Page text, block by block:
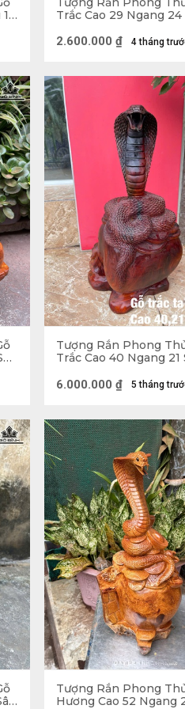
trong phong
con giáp, là loài vật linh
việc lột da để tái sinh, Rắn
da có bao nhiêu khó
là một lần phát triển, một
ở rất nhiều nơi như một vị
nghĩ ngay đến sự quỷ
kết liễu đối phương, tuy
Trắc Cao 29 Ngang 24
4 tháng
2.600.000 ₫
Tượng Rắn Phong
Trắc Cao 40 Ngang 21
5 tháng
6.000.000 ₫
Tượng Rắn Phong
Hương Cao 52 Ngang